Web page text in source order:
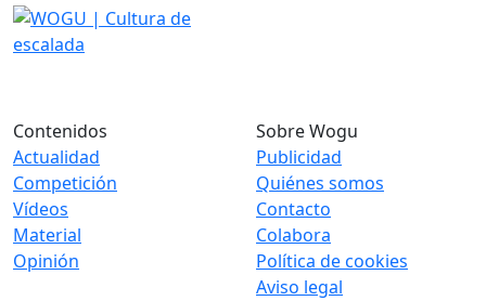
Contenidos
Actualidad
Competición
Vídeos
Material
Opinión
Sobre Wogu
Publicidad
Quiénes somos
Contacto
Colabora
Política de cookies
Aviso legal